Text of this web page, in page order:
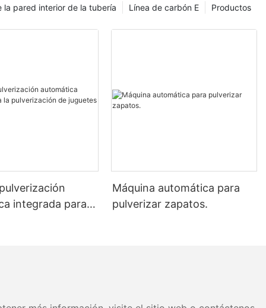
Productos
Línea de carbón E
la pared interior de la tubería
integrada para la
Máquina automática para
pulverizar zapatos.